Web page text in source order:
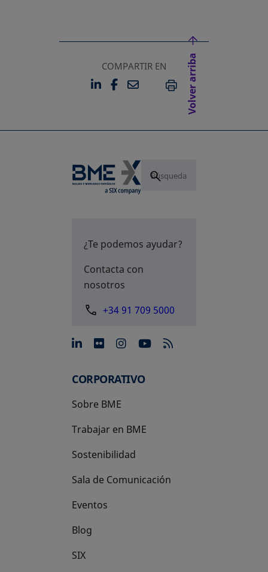
COMPARTIR EN
LINKEDIN
SE ABRE EN UNA PESTAÑA
FACEBOOK
SE ABRE EN UNA
EMAILIMPRIMIR
Volver arriba
¿Te podemos ayudar?
Contacta con
nosotros
+34 91 709 5000
se abre en una pestaña
se abre en una pestaña
se abre en una
se abre en una
CORPORATIVO
Sobre BME
Trabajar en BME
Sostenibilidad
Sala de Comunicación
Eventos
Blog
SIX
se abre en una pestaña nueva